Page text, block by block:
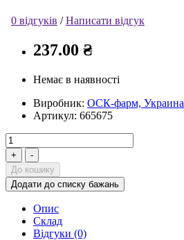
0 відгуків /Написати відгук
237.00 ₴
Немає в наявності
Виробник: ОСК-фарм, Украина
Артикул: 665675
До кошику
Додати до списку бажань
Опис
Склад
Відгуки (0)